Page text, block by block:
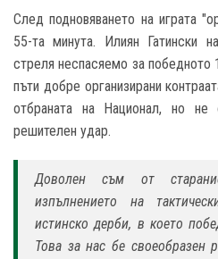
След подновяването на играта
55-та минута. Илиян Гатински
стреля неспасяемо за победното
пъти добре организирани
отбраната на Национал, но
решителен удар.
Доволен съм от
изпълнението на
истинско дерби, в което
Това за нас бе своеобразен